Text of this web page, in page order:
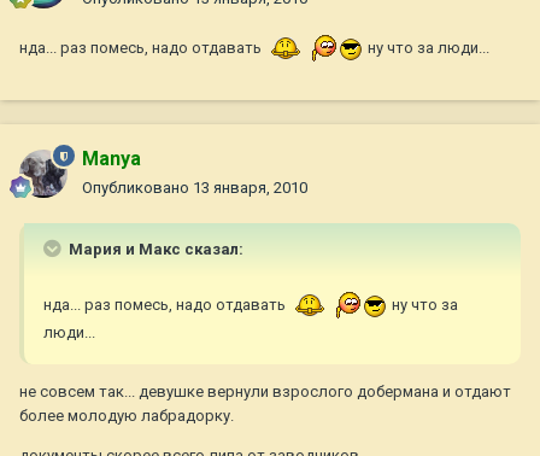
нда... раз помесь, надо отдавать ну что за люди...
Manya
Опубликовано 13 января, 2010
Мария и Макс сказал:
нда... раз помесь, надо отдавать
ну что за
люди...
не совсем так... девушке вернули взрослого добермана и отдают
более молодую лабрадорку.